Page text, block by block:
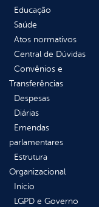
Educação
Saúde
Atos normativos
Central de Dúvidas
Convênios e
Transferências
Despesas
Diárias
Emendas
parlamentares
Estrutura
Organizacional
Inicio
LGPD e Governo